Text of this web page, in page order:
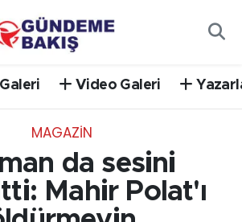
Video Galeri
MAGAZİN
da sesini
Mahir Polat'ı
Durumu ve Fikstür